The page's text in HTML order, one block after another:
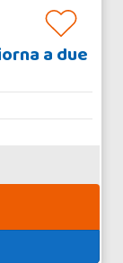
a due